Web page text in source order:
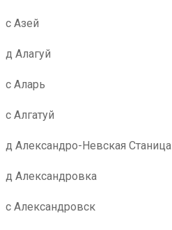
с Азей
д Алагуй
с Аларь
с Алгатуй
д Александро-Невская Станица
д Александровка
с Александровск